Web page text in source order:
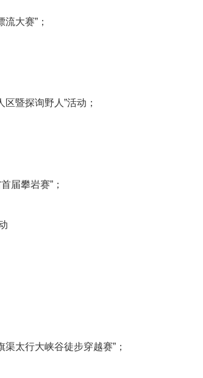
大赛”；
暨探询野人”活动；
届攀岩赛”；
太行大峡谷徒步穿越赛”；